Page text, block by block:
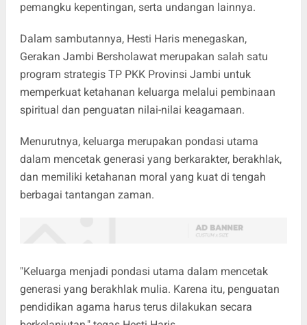
pemangku kepentingan, serta undangan lainnya.
Dalam sambutannya, Hesti Haris menegaskan,
Gerakan Jambi Bersholawat merupakan salah satu
program strategis TP PKK Provinsi Jambi untuk
memperkuat ketahanan keluarga melalui pembinaan
spiritual dan penguatan nilai-nilai keagamaan.
Menurutnya, keluarga merupakan pondasi utama
dalam mencetak generasi yang berkarakter, berakhlak,
dan memiliki ketahanan moral yang kuat di tengah
berbagai tantangan zaman.
"Keluarga menjadi pondasi utama dalam mencetak
generasi yang berakhlak mulia. Karena itu, penguatan
pendidikan agama harus terus dilakukan secara